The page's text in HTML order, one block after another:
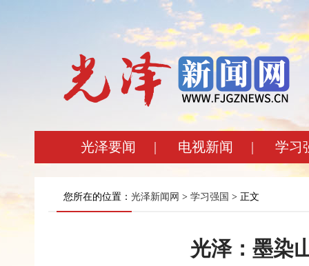
光泽要闻 | 电视新闻 | 学习
您所在的位置： 光泽新闻网 > 学习强国 > 正文
光泽：墨染